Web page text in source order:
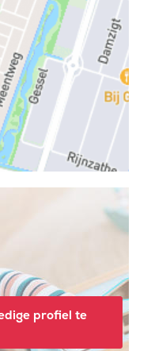
profiel te